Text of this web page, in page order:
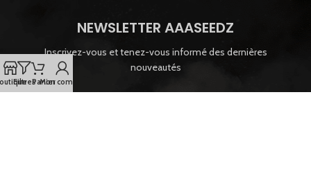
NEWSLETTER AAASEEDZ
Inscrivez-vous et tenez-vous informé des dernières
nouveautés
FiltresPanier
Mon compte